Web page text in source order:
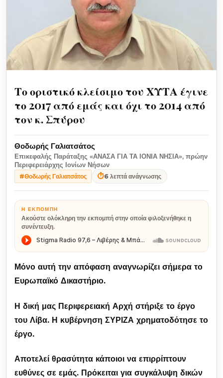
Το οριστικό κλείσιμο του ΧΥΤΑ έγινε
το 2017 από εμάς και όχι το 2014 από
τον κ. Σπύρου
Θοδωρής Γαλιατσάτος
Επικεφαλής Παράταξης «ΑΝΑΣΑ ΓΙΑ ΤΑ ΙΟΝΙΑ ΝΗΣΙΑ», πρώην
Περιφερειάρχης Ιονίων Νήσων
#Θοδωρής Γαλιατσάτος ⏱6 λεπτά ανάγνωσης
Η ΕΚΠΟΜΠΉ
Ακούστε ολόκληρη την εκπομπή στην οποία φιλοξενήθηκε η
συνέντευξη.
Μόνο αυτή την απόφαση αναγνωρίζει σήμερα το
Ευρωπαϊκό Δικαστήριο.
Η δική μας Περιφερειακή Αρχή στήριξε το έργο
του Λίβα. Η κυβέρνηση ΣΥΡΙΖΑ χρηματοδότησε το
έργο.
Αποτελεί θρασύτητα κάποιοι να επιρρίπτουν
ευθύνες σε εμάς. Πρόκειται για συγκάλυψη δικών